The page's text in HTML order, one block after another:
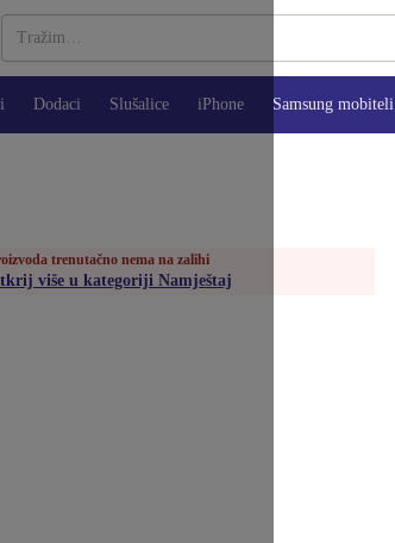
Dodaci Slušalice iPhone Samsung mobiteli
trenutačno nema na zalihi
više u kategoriji Namještaj